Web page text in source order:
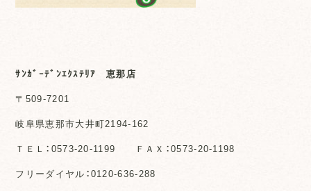
ｻﾝｶﾞｰﾃﾞﾝｴｸｽﾃﾘｱ 恵那店
〒509-7201
岐阜県恵那市大井町2194-162
ＴＥＬ：0573-20-1199 ＦＡＸ：0573-20-1198
フリーダイヤル：0120-636-288